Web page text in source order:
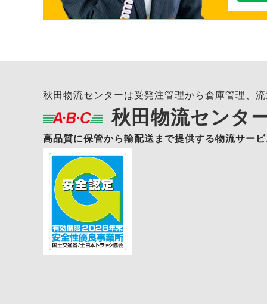
秋田物流センターは受発注管理から倉庫管理、
秋田物流センタ
高品質に保管から輸配送まで提供する物流サー